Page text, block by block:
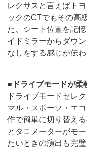
レクサスと言えばト
ックのCTでもその高
た、シート位置を記
イドミラーからダウ
なしをする感じが伝わ
■ドライブモードが柔
ドライブモードセレ
マル・スポーツ・エ
作で簡単に切り替え
とタコメーターがモ
たいときの演出も完璧